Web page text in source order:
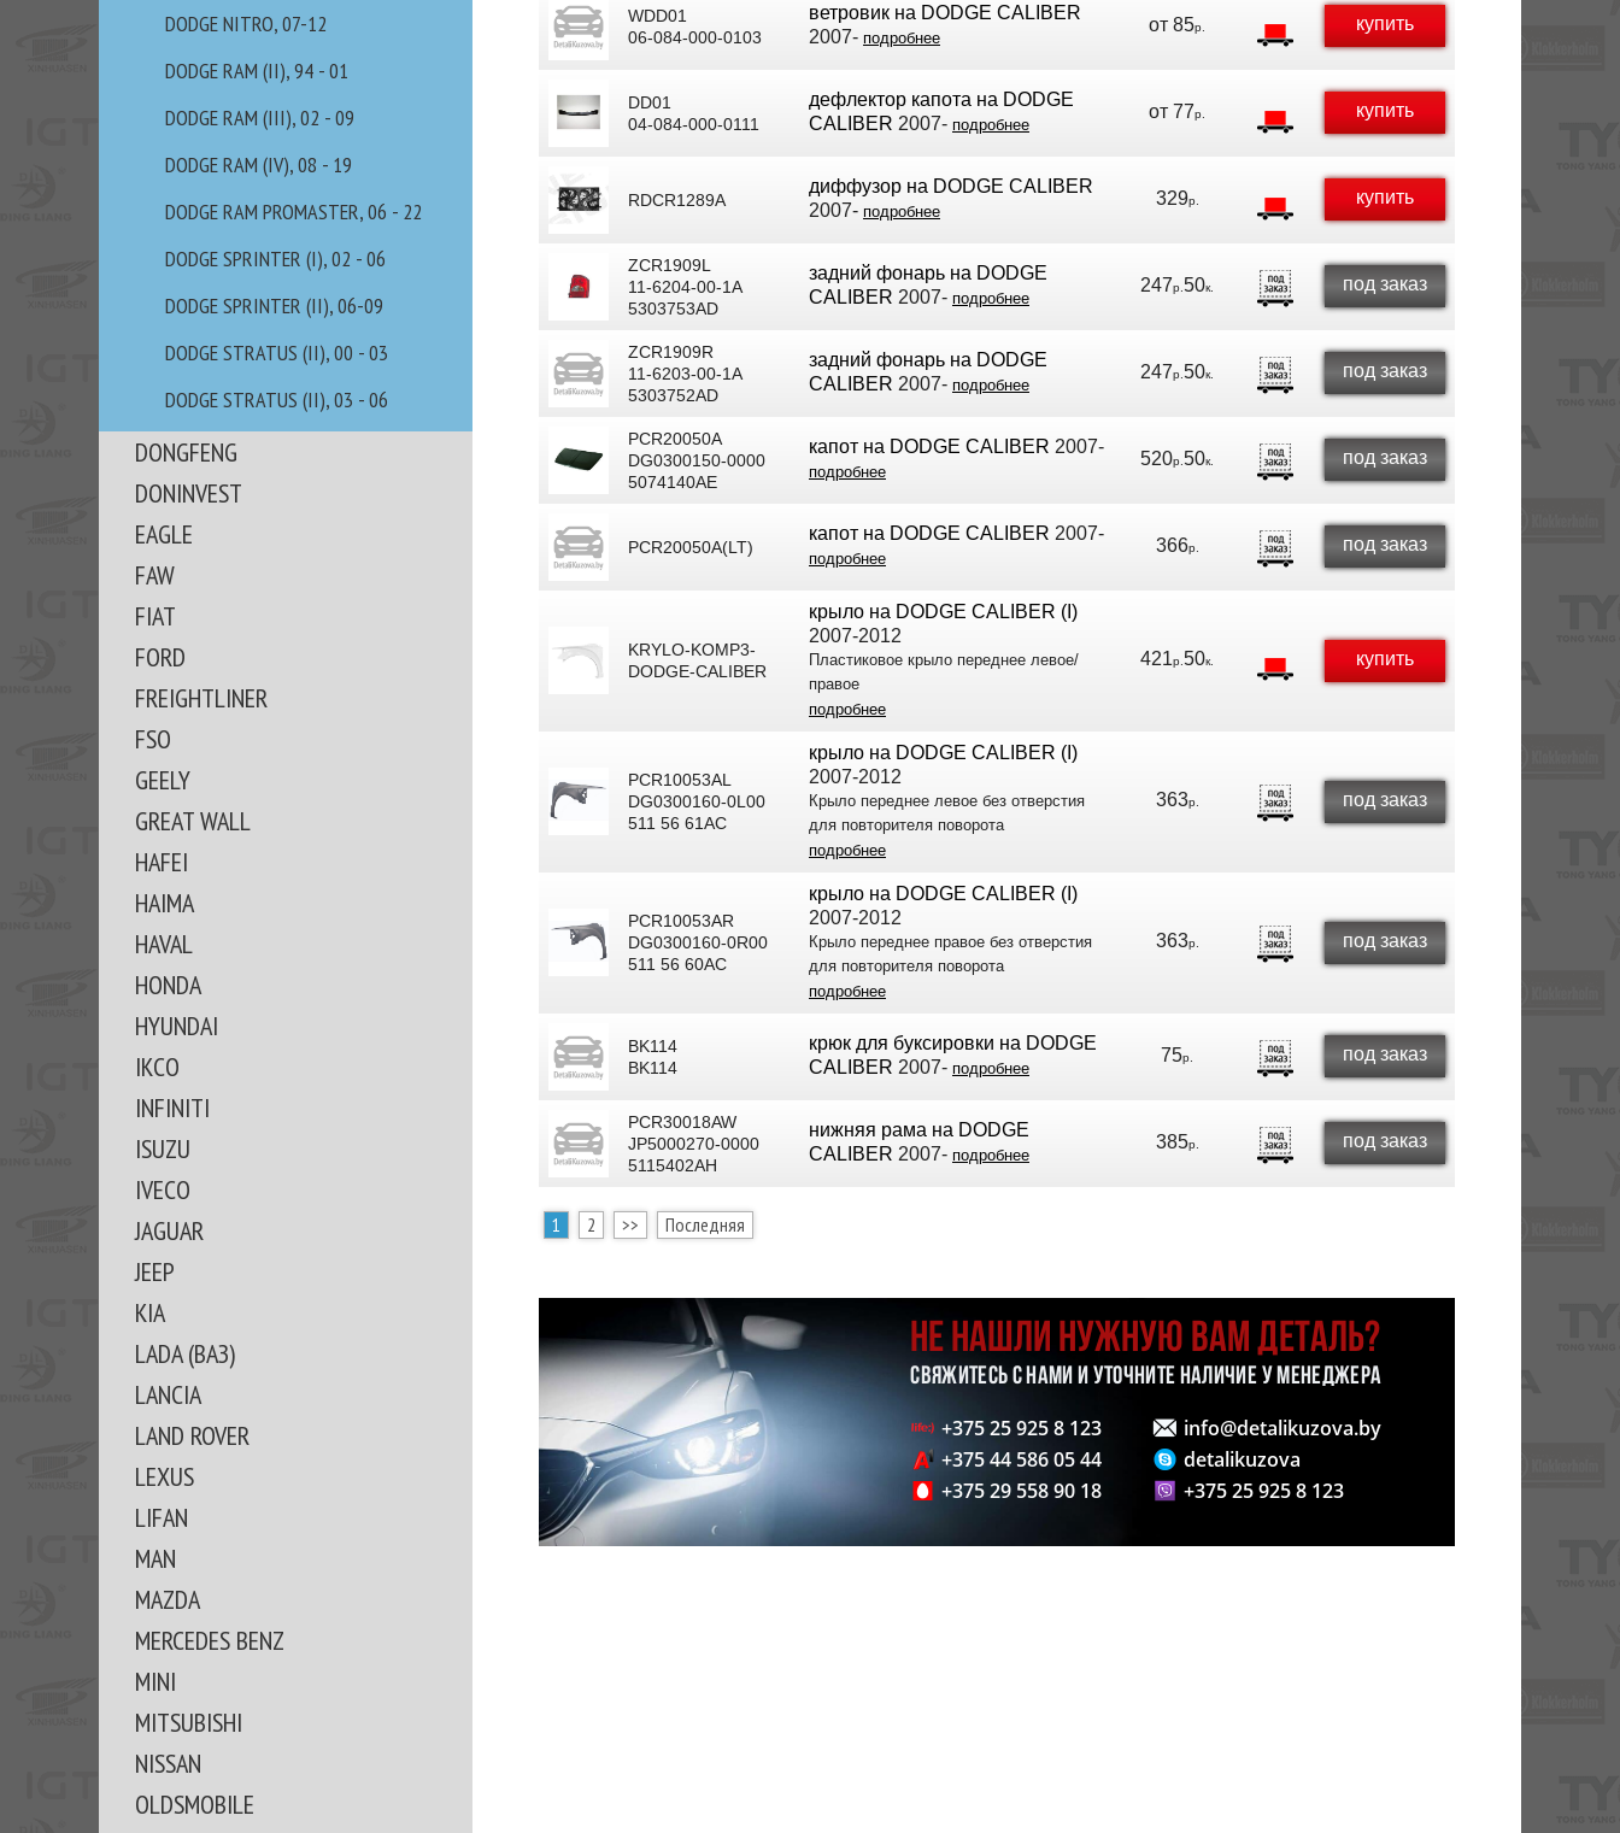
DODGE NITRO, 07-12
DODGE RAM (II), 94 - 01
DODGE RAM (III), 02 - 09
DODGE RAM (IV), 08 - 19
DODGE RAM PROMASTER, 06 - 22
DODGE SPRINTER (I), 02 - 06
DODGE SPRINTER (II), 06-09
DODGE STRATUS (II), 00 - 03
DODGE STRATUS (II), 03 - 06
DONGFENG
DONINVEST
EAGLE
FAW
FIAT
FORD
FREIGHTLINER
FSO
GEELY
GREAT WALL
HAFEI
HAIMA
HAVAL
HONDA
HYUNDAI
IKCO
INFINITI
ISUZU
IVECO
JAGUAR
JEEP
KIA
LADA (ВАЗ)
LANCIA
LAND ROVER
LEXUS
LIFAN
MAN
MAZDA
MERCEDES BENZ
MINI
MITSUBISHI
NISSAN
OLDSMOBILE
WDD01
06-084-000-0103
ветровик на DODGE CALIBER
2007- подробнее
от 85р. купить
DD01
04-084-000-0111
дефлектор капота на DODGE
CALIBER 2007- подробнее
от 77р. купить
RDCR1289A
диффузор на DODGE CALIBER
2007- подробнее
329р. купить
ZCR1909L
11-6204-00-1A
5303753AD
задний фонарь на DODGE
CALIBER 2007- подробнее
247р. 50к. под заказ
ZCR1909R
11-6203-00-1A
5303752AD
задний фонарь на DODGE
CALIBER 2007- подробнее
247р. 50к. под заказ
PCR20050A
DG0300150-0000
5074140AE
капот на DODGE CALIBER 2007-
подробнее
520р. 50к. под заказ
PCR20050A(LT)
капот на DODGE CALIBER 2007-
подробнее
366р. под заказ
KRYLO-KOMP3-
DODGE-CALIBER
крыло на DODGE CALIBER (I)
2007-2012
Пластиковое крыло переднее левое/
правое
подробнее
421р. 50к. купить
PCR10053AL
DG0300160-0L00
511 56 61AC
крыло на DODGE CALIBER (I)
2007-2012
Крыло переднее левое без отверстия
для повторителя поворота
подробнее
363р. под заказ
PCR10053AR
DG0300160-0R00
511 56 60AC
крыло на DODGE CALIBER (I)
2007-2012
Крыло переднее правое без отверстия
для повторителя поворота
подробнее
363р. под заказ
BK114
BK114
крюк для буксировки на DODGE
CALIBER 2007- подробнее
75р. под заказ
PCR30018AW
JP5000270-0000
5115402AH
нижняя рама на DODGE
CALIBER 2007- подробнее
385р. под заказ
1 2 >> Последняя
НЕ НАШЛИ НУЖНУЮ ВАМ ДЕТАЛЬ?
СВЯЖИТЕСЬ С НАМИ И УТОЧНИТЕ НАЛИЧИЕ У МЕНЕДЖЕРА
+375 25 925 8 123
+375 44 586 05 44
+375 29 558 90 18
info@detalikuzova.by
detalikuzova
+375 25 925 8 123